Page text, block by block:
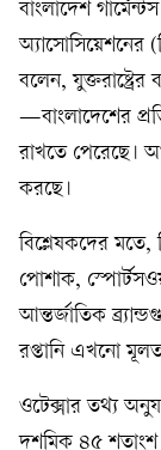
বাংলাদেশ
অ্যাসোসিয়েশনের
বলেন,
—বাংলাদেশের
রাখতে পেরেছে।
করছে।
বিশ্লেষকদের মতে,
পোশাক,
আন্তর্জাতিক
রপ্তানি এখনো
ওটেক্সার তথ্য
দশমিক ৪৫ শতাংশ